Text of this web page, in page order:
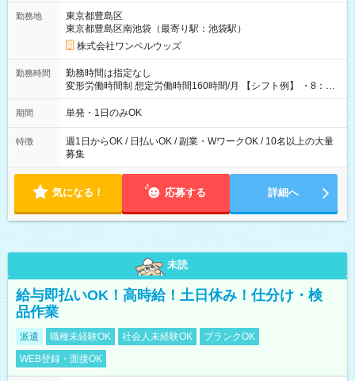
勤務地
東京都豊島区
東京都豊島区南池袋（最寄り駅：池袋駅）
株式会社ワンベルウッズ
勤務時間
勤務時間は指定なし
変形労働時間制 想定労働時間160時間/月 【シフト例】 ・8：00
～21：00
期間 単発・1日のみOK
特徴
週1日からOK / 日払いOK / 副業・WワークOK / 10名以上の大量
募集
気になる！ 応募する 詳細へ
未読
給与即払いOK！高時給！土日休み！仕分け・検
品作業
派遣 職種未経験OK 社会人未経験OK
ブランクOK
WEB登録・面接OK